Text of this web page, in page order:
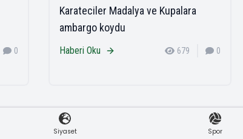
0
Karateciler Madalya ve Kupalara
ambargo koydu
Haberi Oku 679 0
Siyaset Spor